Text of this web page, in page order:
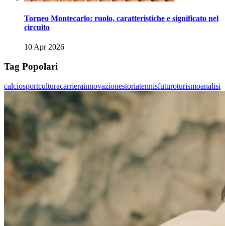
Torneo Montecarlo: ruolo, caratteristiche e significato nel
circuito
10 Apr 2026
Tag Popolari
calciosportculturacarrierainnovazionestoriatennisfuturoturismoanalisi